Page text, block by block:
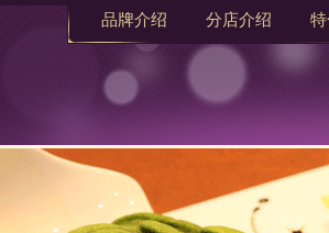
品牌介绍 分店介绍